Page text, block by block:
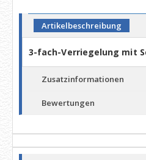
Artikelbeschreibung
3-fach-Verriegelung mit
Zusatzinformationen
Bewertungen